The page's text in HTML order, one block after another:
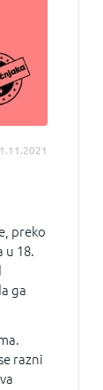
preko
u 18.
ga
razni